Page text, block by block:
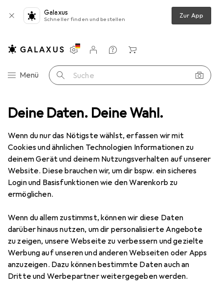
Deine Daten. Deine Wahl.
Wenn du nur das Nötigste wählst, erfassen wir mit
Cookies und ähnlichen Technologien Informationen zu
deinem Gerät und deinem Nutzungsverhalten auf unserer
Website. Diese brauchen wir, um dir bspw. ein sicheres
Login und Basisfunktionen wie den Warenkorb zu
ermöglichen.
Wenn du allem zustimmst, können wir diese Daten
darüber hinaus nutzen, um dir personalisierte Angebote
zu zeigen, unsere Webseite zu verbessern und gezielte
Werbung auf unseren und anderen Webseiten oder Apps
anzuzeigen. Dazu können bestimmte Daten auch an
Dritte und Werbepartner weitergegeben werden.
Galaxus
Schneller finden und bestellen Zur App
Navigation nach Kategorien
Menü Suche
Einstellungen
Kundenkonto
Vergleichslisten
Merklisten
Warenkorb
Smartphone Schutzfolie Dipos Displayschutzfolie Crystalclear
5 Bilder
DiposDisplayschutzfolie Crystalclear
Preis in EUR inkl. MwSt.
EUR
3,89
21
Bewertungen Marke
Mehr von Dipos